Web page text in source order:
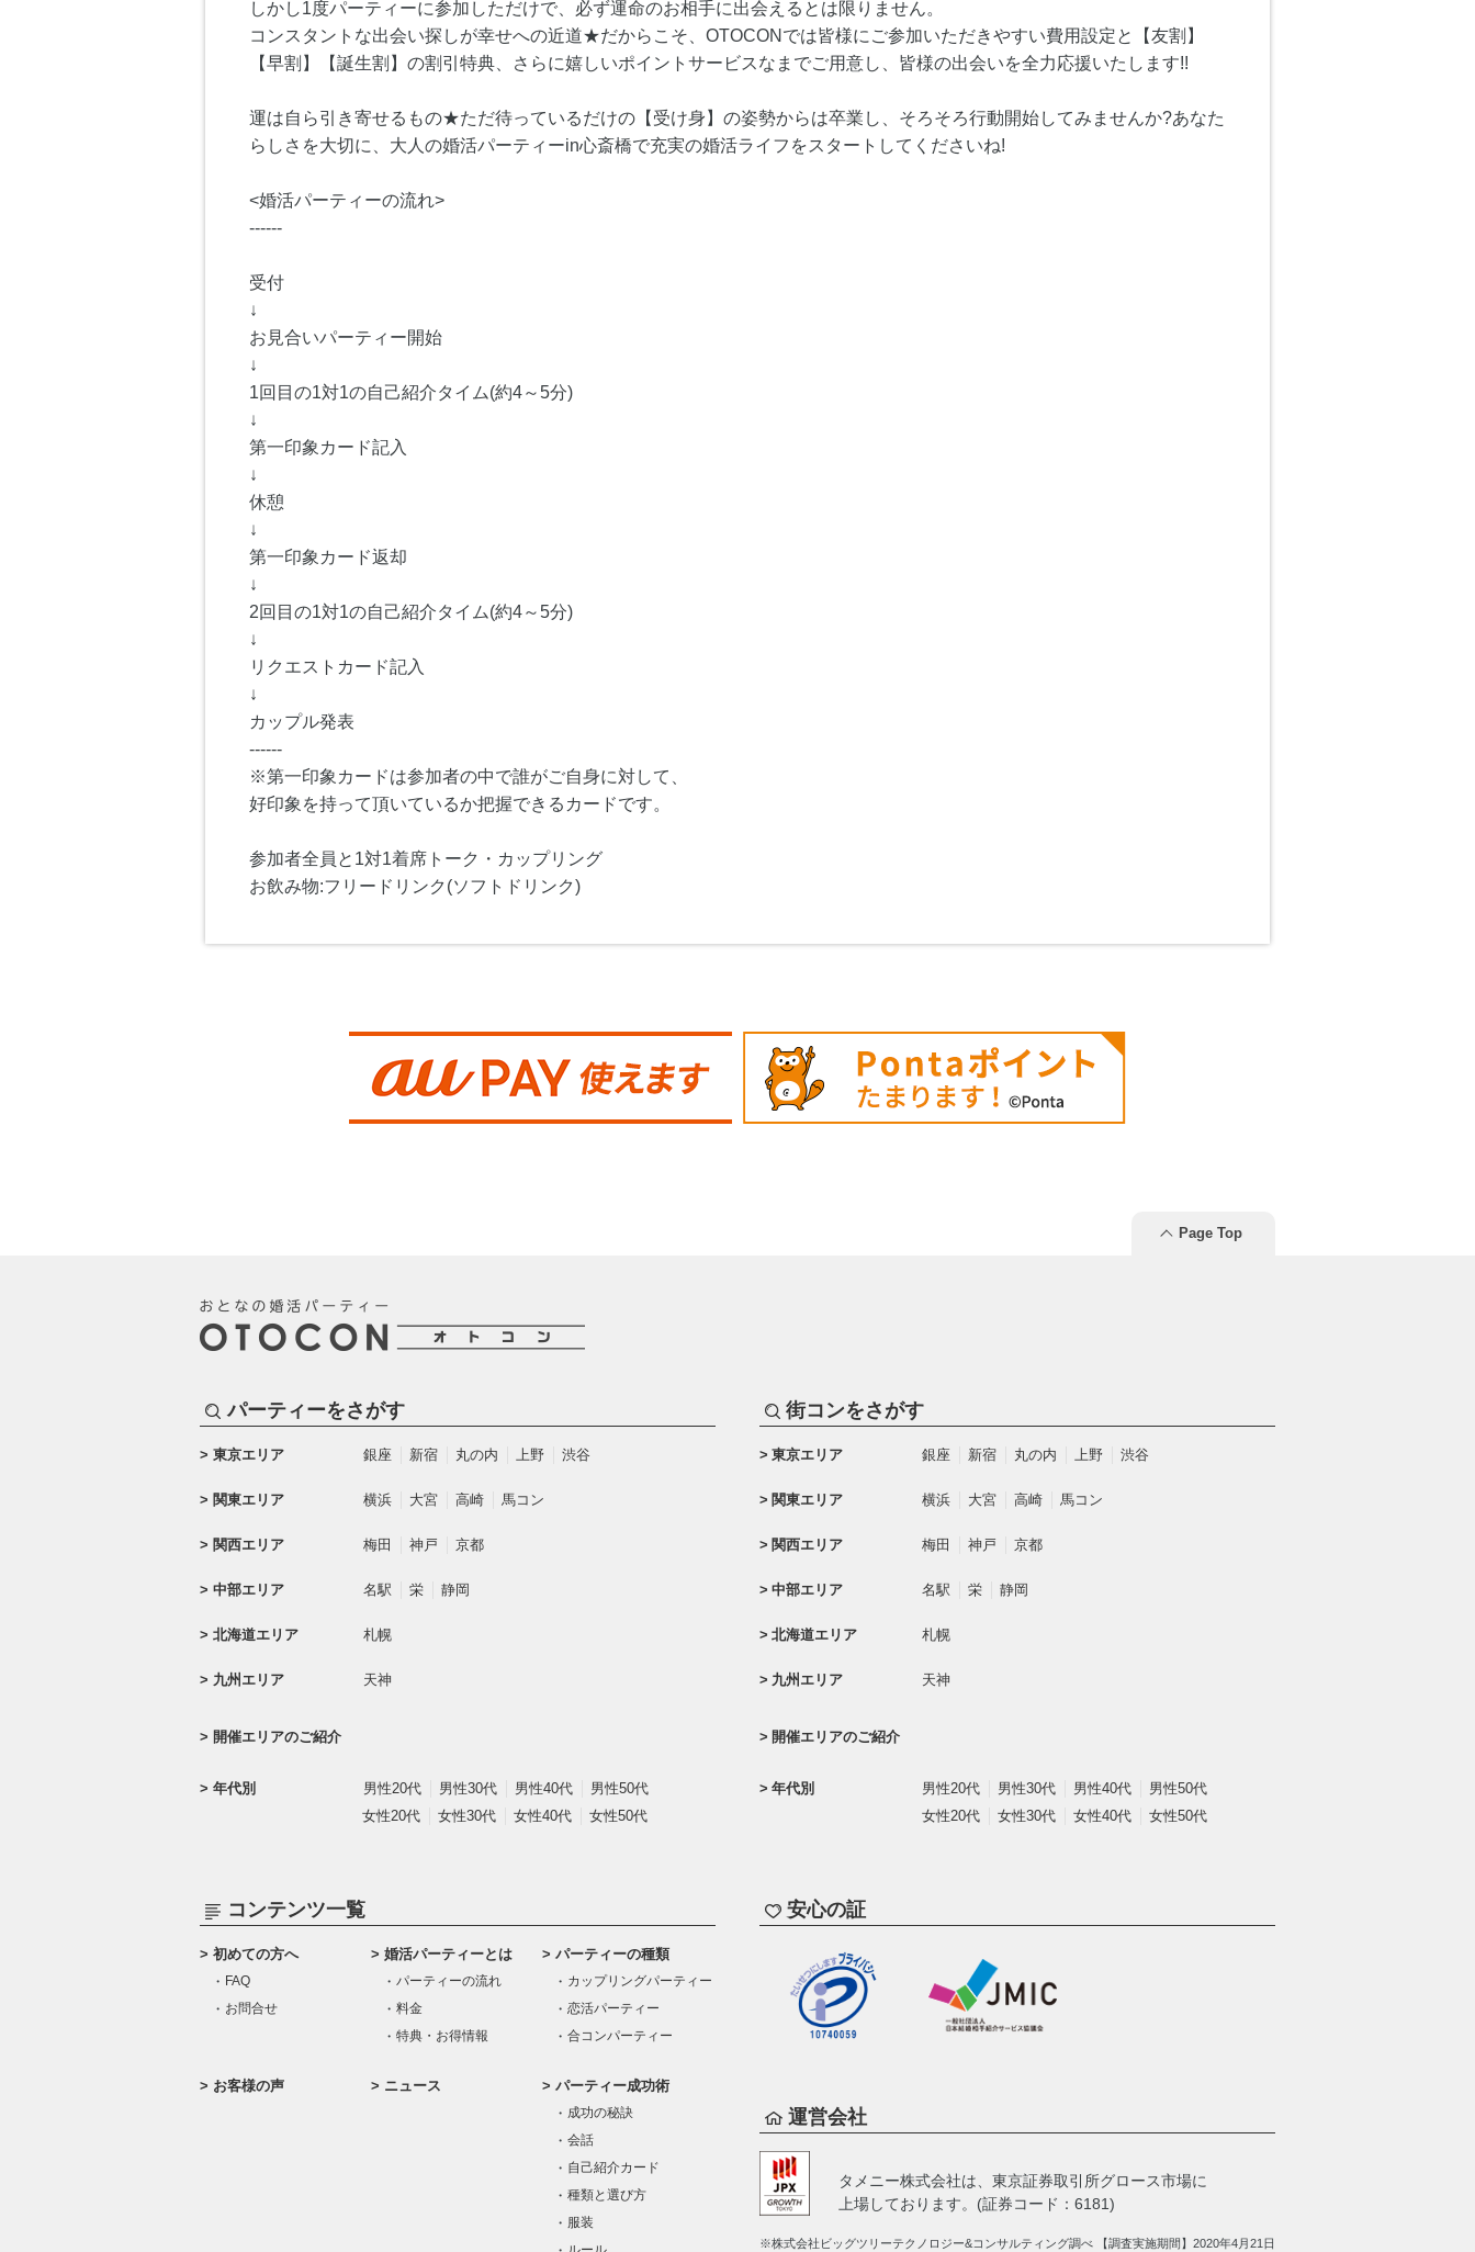
しかし1度パーティーに参加しただけで、必ず運命のお相手に出会えるとは限りません。
コンスタントな出会い探しが幸せへの近道★だからこそ、OTOCONでは皆様にご参加いただきやすい費用設定と【友割】
【早割】【誕生割】の割引特典、さらに嬉しいポイントサービスなまでご用意し、皆様の出会いを全力応援いたします!!
運は自ら引き寄せるもの★ただ待っているだけの【受け身】の姿勢からは卒業し、そろそろ行動開始してみませんか?あなた
らしさを大切に、大人の婚活パーティーin心斎橋で充実の婚活ライフをスタートしてくださいね!
<婚活パーティーの流れ>
------
受付
↓
お見合いパーティー開始
↓
1回目の1対1の自己紹介タイム(約4～5分)
↓
第一印象カード記入
↓
休憩
↓
第一印象カード返却
↓
2回目の1対1の自己紹介タイム(約4～5分)
↓
リクエストカード記入
↓
カップル発表
------
※第一印象カードは参加者の中で誰がご自身に対して、
好印象を持って頂いているか把握できるカードです。
参加者全員と1対1着席トーク・カップリング
お飲み物:フリードリンク(ソフトドリンク)
Page Top
パーティーをさがす
東京エリア 銀座 新宿 丸の内 上野 渋谷
関東エリア 横浜 大宮 高崎 馬コン
関西エリア 梅田 神戸 京都
中部エリア 名駅 栄 静岡
北海道エリア 札幌
九州エリア 天神
開催エリアのご紹介
年代別 男性20代 男性30代 男性40代
男性50代
女性20代
女性30代 女性40代 女性50代
街コンをさがす
東京エリア 銀座 新宿 丸の内 上野 渋谷
関東エリア 横浜 大宮 高崎 馬コン
関西エリア 梅田 神戸 京都
中部エリア 名駅 栄 静岡
北海道エリア 札幌
九州エリア 天神
開催エリアのご紹介
年代別 男性20代 男性30代 男性40代
男性50代
女性20代
女性30代 女性40代 女性50代
コンテンツ一覧
初めての方へ
FAQ
お問合せ
婚活パーティーとは
パーティーの流れ
料金
特典・お得情報
パーティーの種類
カップリングパーティー
恋活パーティー
合コンパーティー
お客様の声 ニュース パーティー成功術
成功の秘訣
会話
自己紹介カード
種類と選び方
服装
安心の証
運営会社
タメニー株式会社は、 東京証券取引所グロース市場に
上場しております。(証券コード：6181)
※株式会社ビッグツリーテクノロジー&コンサルティング調べ 【調査実施期間】2020年4月21日